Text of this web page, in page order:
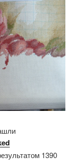
1390